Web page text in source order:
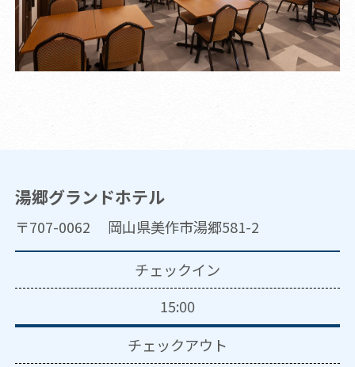
湯郷グランドホテル
〒707-0062 岡山県美作市湯郷581-2
チェックイン
15:00
チェックアウト